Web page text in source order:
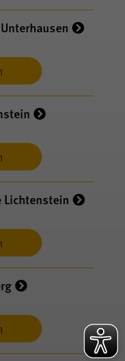
Lichtenstein